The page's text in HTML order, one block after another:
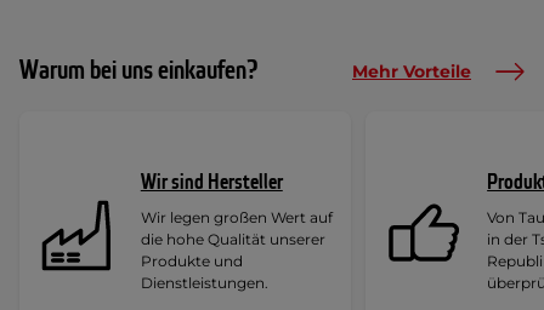
Warum bei uns einkaufen? Mehr Vorteile
Wir sind Hersteller
Wir legen großen Wert auf
die hohe Qualität unserer
Produkte und
Dienstleistungen.
Von
in der